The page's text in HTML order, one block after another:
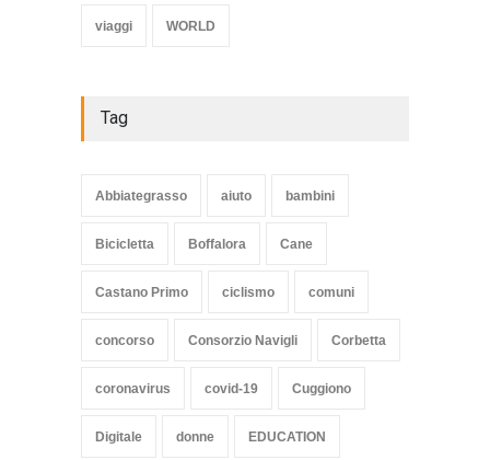
viaggi WORLD
Tag
Abbiategrasso aiuto bambini
Bicicletta Boffalora Cane
Castano Primo ciclismo comuni
concorso Consorzio Navigli Corbetta
coronavirus covid-19 Cuggiono
Digitale donne EDUCATION